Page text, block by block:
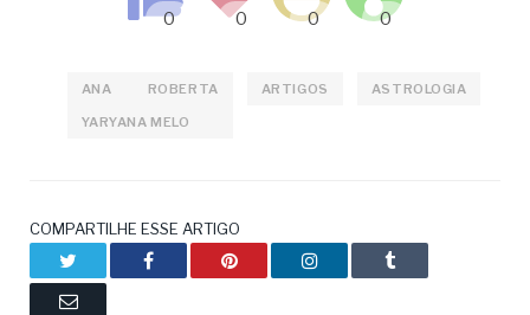
ANA ROBERTA
YARYANA MELO
ARTIGOS ASTROLOGIA
COMPARTILHE ESSE ARTIGO
Facebook Pinterest LinkedIn Tumblr
Email